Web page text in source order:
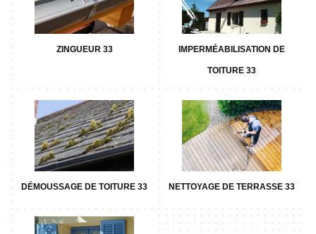
ZINGUEUR 33 IMPERMÉABILISATION DE
TOITURE 33
DÉMOUSSAGE DE TOITURE 33 NETTOYAGE DE TERRASSE 33